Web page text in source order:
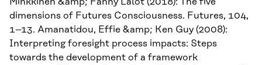
dimensions of Futures Consciousness. Futures, 104,
1–13. Amanatidou, Effie &amp; Ken Guy (2008):
Interpreting foresight process impacts: Steps
towards the development of a framework